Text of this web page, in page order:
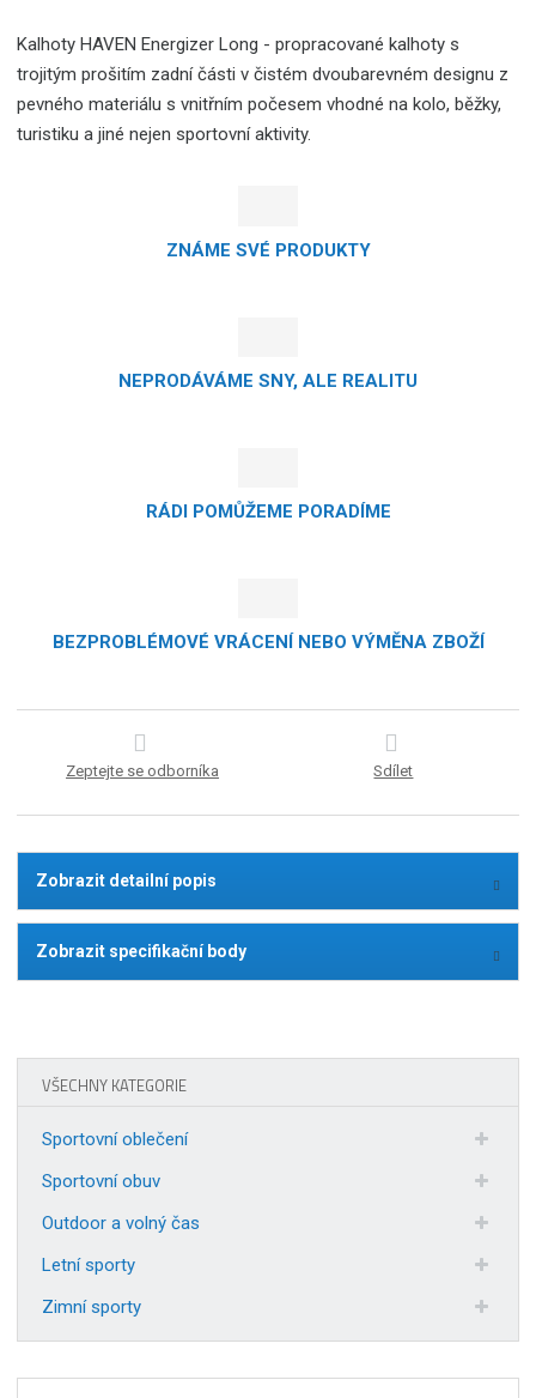
Kalhoty HAVEN Energizer Long - propracované kalhoty s
trojitým prošitím zadní části v čistém dvoubarevném designu z
pevného materiálu s vnitřním počesem vhodné na kolo, běžky,
turistiku a jiné nejen sportovní aktivity.
ZNÁME SVÉ PRODUKTY
NEPRODÁVÁME SNY, ALE REALITU
RÁDI POMŮŽEME PORADÍME
BEZPROBLÉMOVÉ VRÁCENÍ NEBO VÝMĚNA ZBOŽÍ
Zeptejte se odborníka Sdílet
Zobrazit detailní popis
Zobrazit specifikační body
VŠECHNY KATEGORIE
Sportovní oblečení
Sportovní obuv
Outdoor a volný čas
Letní sporty
Zimní sporty